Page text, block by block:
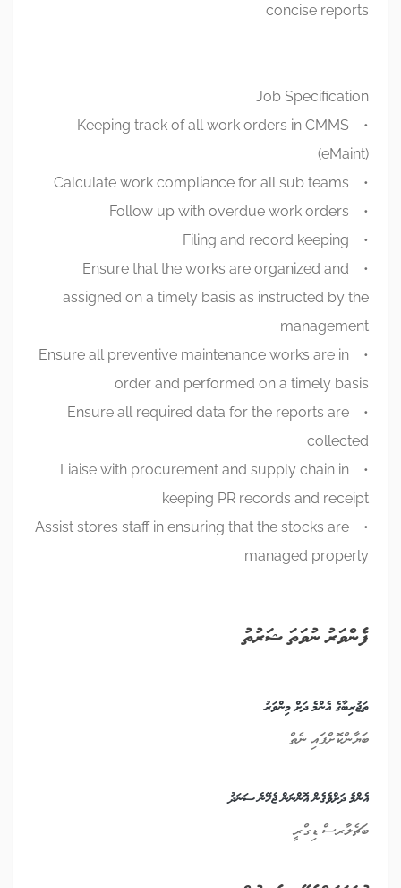
concise reports
Job Specification
• Keeping track of all work orders in CMMS
(eMaint)
• Calculate work compliance for all sub teams
• Follow up with overdue work orders
• Filing and record keeping
• Ensure that the works are organized and
assigned on a timely basis as instructed by the
management
• Ensure all preventive maintenance works are in
order and performed on a timely basis
• Ensure all required data for the reports are
collected
• Liaise with procurement and supply chain in
keeping PR records and receipt
• Assist stores staff in ensuring that the stocks are
managed properly
ފެންވަރު ނުވަތަ ޝަރުތު
ތަޖުރިބާގެ އެންމެ ދަށް މިންވަރު
ބަޔާންކޮށްފައި ނެތް
އެންމެ ދަށްވެގެން އޮންނަން ޖެހޭނެ ސަނަދު
ބަޗެލާރސް ޑިގްރީ